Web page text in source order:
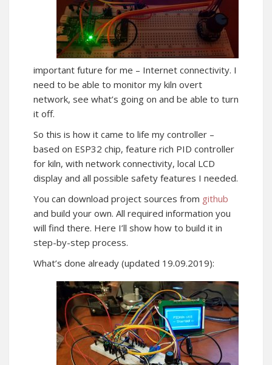
important future for me – Internet connectivity. I
need to be able to monitor my kiln overt
network, see what’s going on and be able to turn
it off.
So this is how it came to life my controller –
based on ESP32 chip, feature rich PID controller
for kiln, with network connectivity, local LCD
display and all possible safety features I needed.
You can download project sources from github
and build your own. All required information you
will find there. Here I’ll show how to build it in
step-by-step process.
What’s done already (updated 19.09.2019):